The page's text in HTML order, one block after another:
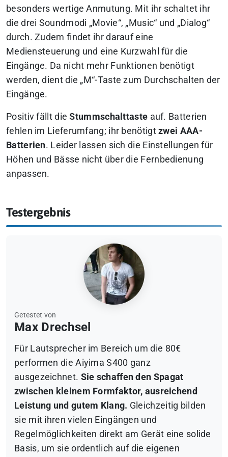
besonders wertige Anmutung. Mit ihr schaltet ihr
die drei Soundmodi „Movie“, „Music“ und „Dialog“
durch. Zudem findet ihr darauf eine
Mediensteuerung und eine Kurzwahl für die
Eingänge. Da nicht mehr Funktionen benötigt
werden, dient die „M“-Taste zum Durchschalten der
Eingänge.
Positiv fällt dieStummschalttaste auf. Batterien
fehlen im Lieferumfang; ihr benötigtzwei AAA-
Batterien. Leider lassen sich die Einstellungen für
Höhen und Bässe nicht über die Fernbedienung
anpassen.
Testergebnis
Getestet von
Max Drechsel
Für Lautsprecher im Bereich um die 80€
performen die Aiyima S400 ganz
ausgezeichnet. Sie schaffen den Spagat
zwischen kleinem Formfaktor, ausreichend
Leistung und gutem Klang. Gleichzeitig bilden
sie mit ihren vielen Eingängen und
Regelmöglichkeiten direkt am Gerät eine solide
Basis, um sie ordentlich auf die eigenen